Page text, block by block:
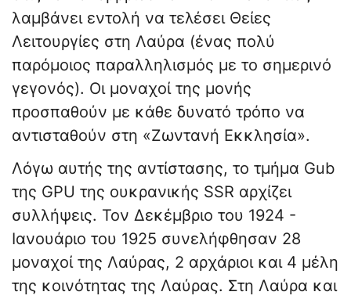
λαμβάνει εντολή να τελέσει Θείες
Λειτουργίες στη Λαύρα (ένας πολύ
παρόμοιος παραλληλισμός με το σημερινό
γεγονός). Οι μοναχοί της μονής
προσπαθούν με κάθε δυνατό τρόπο να
αντισταθούν στη «Ζωντανή Εκκλησία».
Λόγω αυτής της αντίστασης, το τμήμα Gub
της GPU της ουκρανικής SSR αρχίζει
συλλήψεις. Τον Δεκέμβριο του 1924 -
Ιανουάριο του 1925 συνελήφθησαν 28
μοναχοί της Λαύρας, 2 αρχάριοι και 4 μέλη
της κοινότητας της Λαύρας. Στη Λαύρα και